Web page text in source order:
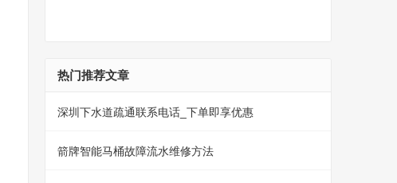
热门推荐文章
深圳下水道疏通联系电话_下单即享优惠
箭牌智能马桶故障流水维修方法